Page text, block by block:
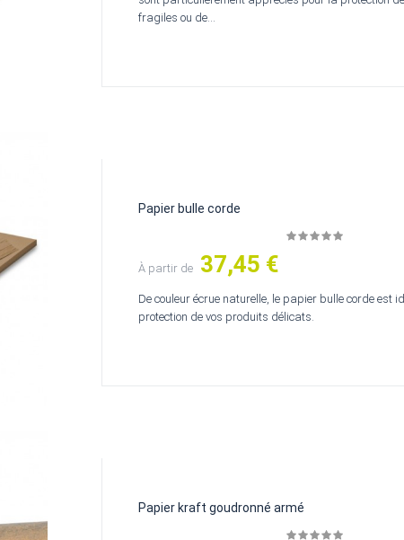
fragiles ou de...
Papier bulle corde
À partir de Prix
37,45 €
De couleur écrue naturelle, le papier bulle corde est
protection de vos produits délicats.
Papier kraft goudronné armé